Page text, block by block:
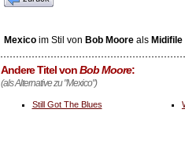
Mexicoim Stil von Bob Mooreals Midifile
Andere Titel vonBob Moore:
(als Alternative zu "Mexico")
Still Got The Blues